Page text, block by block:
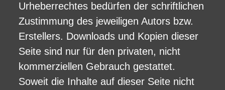
Urheberrechtes bedürfen der schriftlichen
Zustimmung des jeweiligen Autors bzw.
Erstellers. Downloads und Kopien dieser
Seite sind nur für den privaten, nicht
kommerziellen Gebrauch gestattet.
Soweit die Inhalte auf dieser Seite nicht